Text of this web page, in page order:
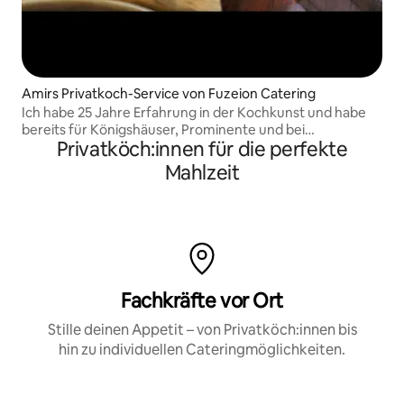
Amirs Privatkoch-Service von Fuzeion Catering
Ich habe 25 Jahre Erfahrung in der Kochkunst und habe
bereits für Königshäuser, Prominente und bei
internationalen Veranstaltungen gekocht.
Privatköch:innen für die perfekte
Mahlzeit
Fachkräfte vor Ort
Stille deinen Appetit – von Privatköch:innen bis
hin zu individuellen Cateringmöglichkeiten.